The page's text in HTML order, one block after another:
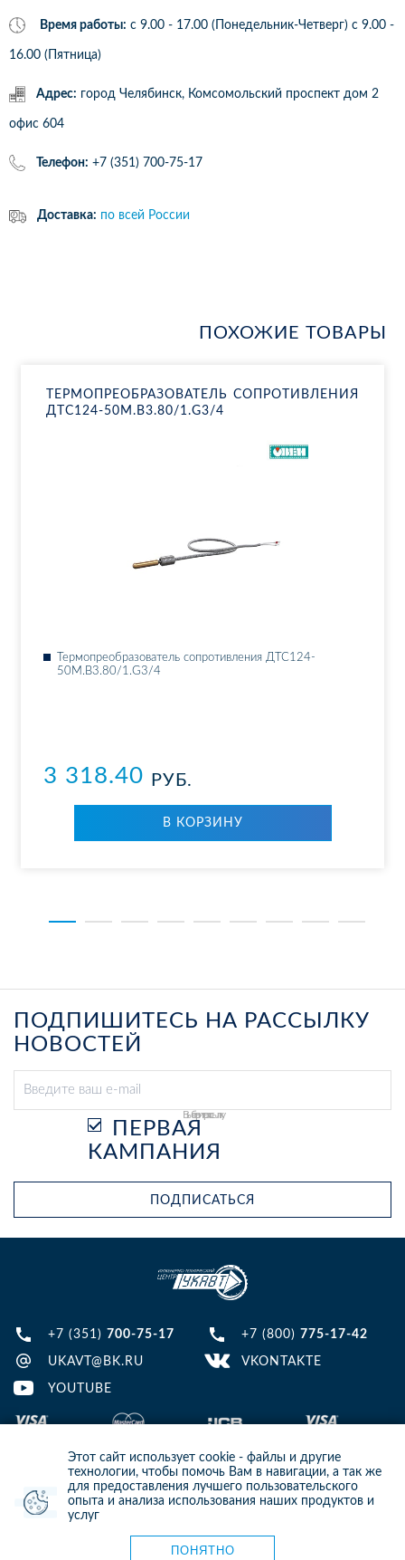
Этот сайт использует cookie - файлы и другие
технологии, чтобы помочь Вам в навигации, а так же
для предоставления лучшего пользовательского
опыта и анализа использования наших продуктов и
услуг
ПОНЯТНО
Время работы: с 9.00 - 17.00 (Понедельник-Четверг) c 9.00 -
16.00 (Пятница)
Адрес: город Челябинск, Комсомольский проспект дом 2
офис 604
Телефон: +7 (351) 700-75-17
Доставка: по всей России
ПОХОЖИЕ ТОВАРЫ
ТЕР­МО­ПРЕ­ОБ­РА­ЗО­ВА­ТЕЛЬ СО­ПРО­ТИВ­ЛЕ­НИЯ
ДТ­С124-50М.В3.80/1.G3/4
Тер­мо­пре­об­ра­зо­ва­тель со­про­тив­ле­ния ДТ­С124-
50М.В3.80/1.G3/4
3 318.40 РУБ.
В КОР­ЗИ­НУ
ПОДПИШИТЕСЬ НА РАССЫЛКУ
НОВОСТЕЙ
Выберите рассылку
ПЕРВАЯ
КАМПАНИЯ
ПОДПИСАТЬСЯ
+7 (351) 700-75-17 +7 (800) 775-17-42
UKAVT@BK.RU VKONTAKTE
YOUTUBE
© 2013-2024 ООО ИТЦ УКАВТ. ИНН: 7448122124, ОГРН: 1097448007216
ИНФОРМАЦИЯ НА САЙТЕ НЕ ЯВЛЯЕТСЯ ПУБЛИЧНОЙ ОФЕРТОЙ. ДЛЯ